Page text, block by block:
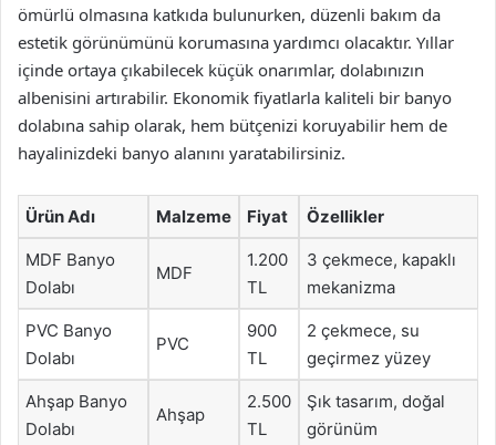
ömürlü olmasına katkıda bulunurken, düzenli bakım da
estetik görünümünü korumasına yardımcı olacaktır. Yıllar
içinde ortaya çıkabilecek küçük onarımlar, dolabınızın
albenisini artırabilir. Ekonomik fiyatlarla kaliteli bir banyo
dolabına sahip olarak, hem bütçenizi koruyabilir hem de
hayalinizdeki banyo alanını yaratabilirsiniz.
Ürün Adı Malzeme Fiyat Özellikler
MDF Banyo
Dolabı
MDF
1.200
TL
3 çekmece, kapaklı
mekanizma
PVC Banyo
Dolabı
PVC
900
TL
2 çekmece, su
geçirmez yüzey
Ahşap Banyo
Dolabı
Ahşap
2.500
TL
Şık tasarım, doğal
görünüm